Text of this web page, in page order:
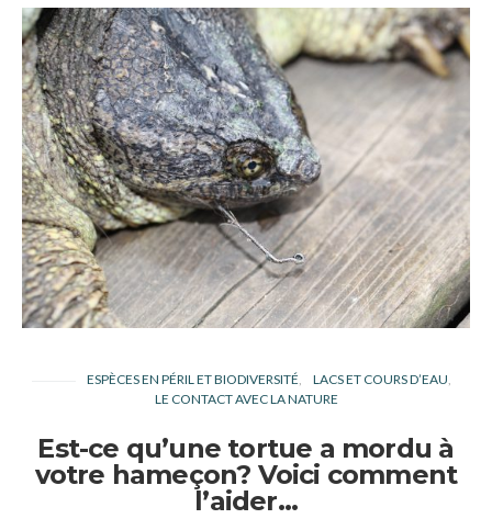
ESPÈCES EN PÉRIL ET BIODIVERSITÉ
LACS ET COURS D’EAU
LE CONTACT AVEC LA NATURE
Est-ce qu’une tortue a mordu à
votre hameçon? Voici comment
l’aider…